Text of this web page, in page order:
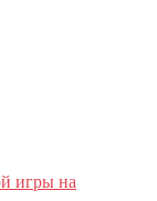
игры на